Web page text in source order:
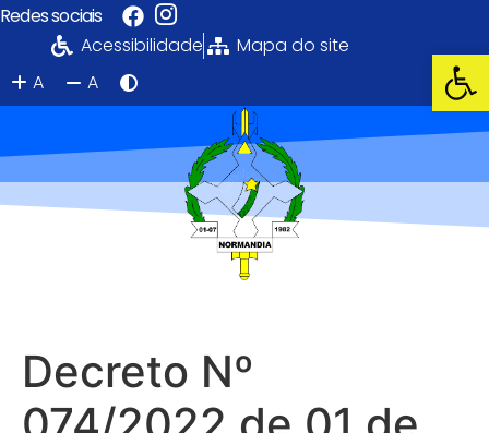
Redes sociais
Acessibilidade
Mapa do site
A
A
Decreto Nº